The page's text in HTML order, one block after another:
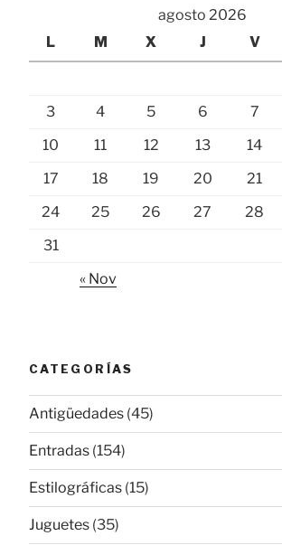
agosto 2026
L
M X J V
3
4 5 6 7
10
11 12 13 14
17
18 19 20 21
24
25 26 27 28
31
« Nov
CATEGORÍAS
Antigüedades (45)
Entradas (154)
Estilográficas (15)
Juguetes (35)